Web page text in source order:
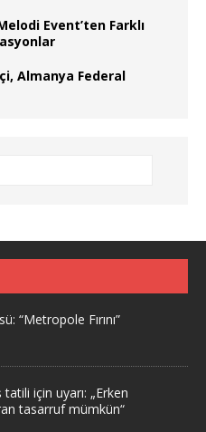
Event’ten Farklı
Almanya Federal
“Metropole Fırını”
tatili için uyarı: „Erken
tasarruf mümkün“